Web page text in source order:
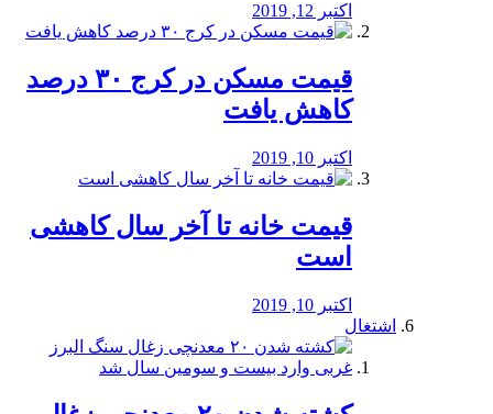
اکتبر 12, 2019
️قیمت مسکن در کرج ۳۰ درصد
کاهش یافت
اکتبر 10, 2019
قیمت خانه تا آخر سال کاهشی
است
اکتبر 10, 2019
اشتغال